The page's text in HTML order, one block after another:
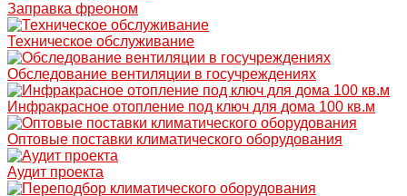
Заправка фреоном
Техническое обслуживание
Обследование вентиляции в госучреждениях
Инфракрасное отопление под ключ для дома 100 кв.м
Оптовые поставки климатического оборудования
Аудит проекта